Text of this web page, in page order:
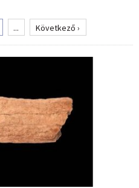
... Következő ›